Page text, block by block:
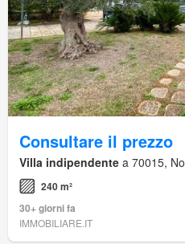
Consultare il prezzo
Villa indipendente a 70015,
240 m²
30+ giorni fa
IMMOBILIARE.IT